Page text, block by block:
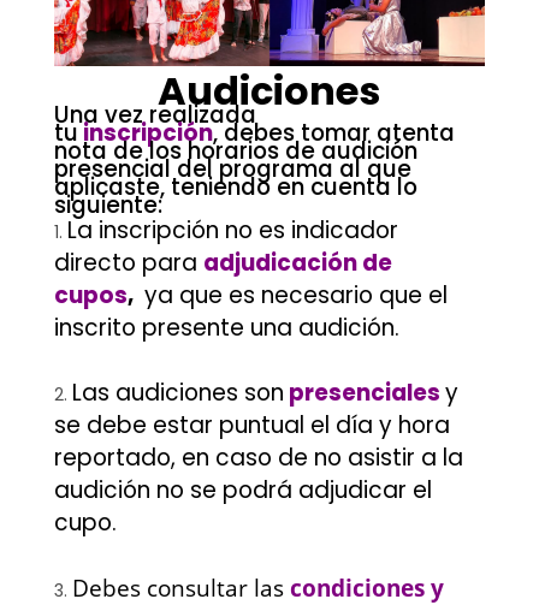
Audiciones
Una vez realizada
tuinscripción, debes tomar atenta
nota de los horarios de audición
presencial del programa al que
aplicaste, teniendo en cuenta lo
siguiente:
La inscripción no es indicador
directo para adjudicación de
cupos, ya que es necesario que el
inscrito presente una audición.
Las audiciones son presencialesy
se debe estar puntual el día y hora
reportado, en caso de no asistir a la
audición no se podrá adjudicar el
cupo.
Debes consultar las condiciones y